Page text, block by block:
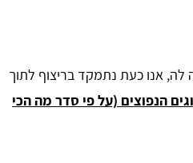
לה, אנו כעת נתמקד בריצוף לתוך
הנפוצים (על פי סדר מה הכי